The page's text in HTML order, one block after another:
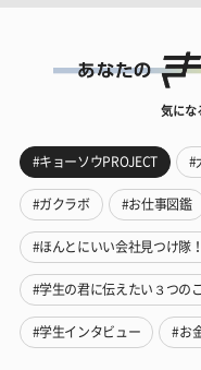
気にな
#キョーソウPROJECT #
#ガクラボ #お仕事図鑑
#ほんとにいい会社見つけ隊！
#学生の君に伝えたい３つの
#学生インタビュー #お